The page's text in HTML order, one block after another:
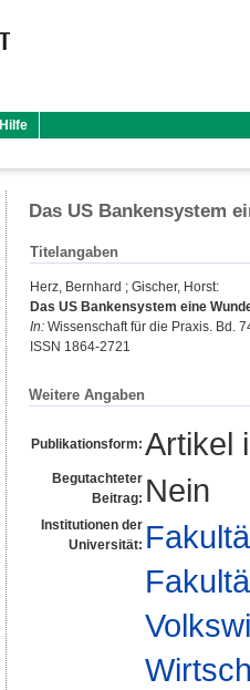
Hilfe
Das US Bankensystem
Titelangaben
Herz, Bernhard ; Gischer, Horst:
Das US Bankensystem eine
In: Wissenschaft für die Praxis. Bd.
ISSN 1864-2721
Weitere Angaben
Publikationsform: Artikel
Begutachteter
Beitrag: Nein
Institutionen der
Universität: